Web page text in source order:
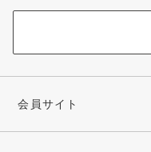
会員サイト